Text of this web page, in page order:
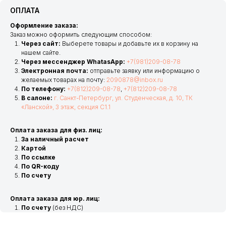
ОПЛАТА
Оформление заказа:
Заказ можно оформить следующим способом:
Через сайт: Выберете товары и добавьте их в корзину на
нашем сайте.
Через мессенджер WhatasApp: +7(981)209-08-78
Электронная почта: отправьте заявку или информацию о
желаемых товарах на почту: 2090878@inbox.ru
По телефону: +7(812)209-08-78, +7(812)209-08-78
В салоне: г. Санкт-Петербург, ул. Студенческая, д. 10, ТК
«Ланской», 3 этаж, секция С1.1
Оплата заказа для физ. лиц:
За наличный расчет
Картой
По ссылке
По QR-коду
По счету
Оплата заказа для юр. лиц:
По счету (без НДС)